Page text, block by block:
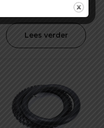
was:
€ 29,99.
prijs
is:
€
Lees verder